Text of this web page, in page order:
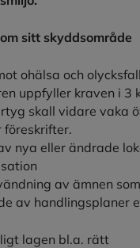
sitt skyddsområde
ohälsa och olycksfall
uppfyller kraven i 3
skall vidare vaka
föreskrifter.
nya eller ändrade
av ämnen
av handlingsplaner
lagen bl.a. rätt